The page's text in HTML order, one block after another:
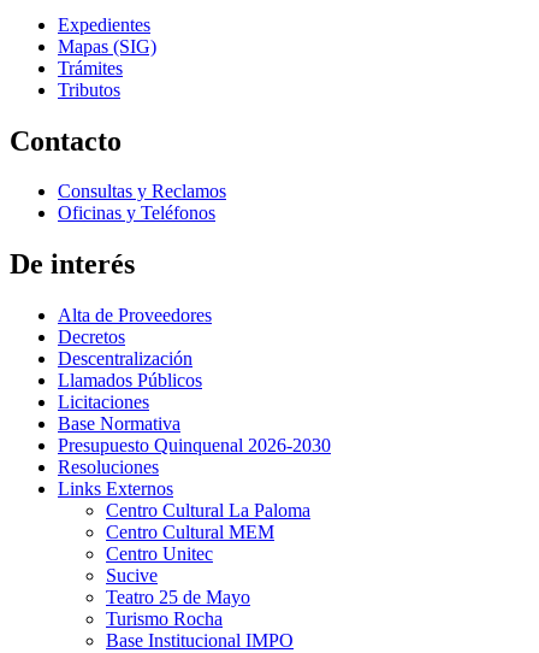
Expedientes
Mapas (SIG)
Trámites
Tributos
Contacto
Consultas y Reclamos
Oficinas y Teléfonos
De interés
Alta de Proveedores
Decretos
Descentralización
Llamados Públicos
Licitaciones
Base Normativa
Presupuesto Quinquenal 2026-2030
Resoluciones
Links Externos
Centro Cultural La Paloma
Centro Cultural MEM
Centro Unitec
Sucive
Teatro 25 de Mayo
Turismo Rocha
Base Institucional IMPO